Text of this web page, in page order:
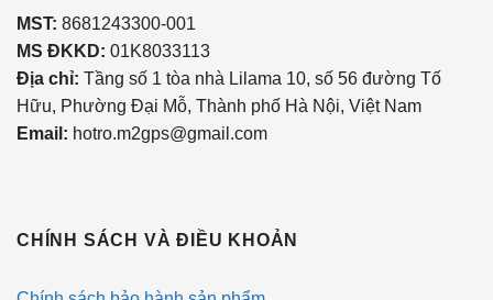
MST: 8681243300-001
MS ĐKKD: 01K8033113
Địa chỉ: Tầng số 1 tòa nhà Lilama 10, số 56 đường Tố
Hữu, Phường Đại Mỗ, Thành phố Hà Nội, Việt Nam
Email: hotro.m2gps@gmail.com
CHÍNH SÁCH VÀ ĐIỀU KHOẢN